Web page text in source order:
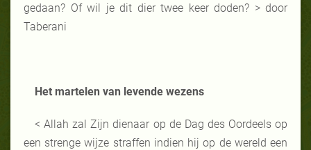
gedaan? Of wil je dit dier twee keer doden? > door
Taberani
Het martelen van levende wezens
< Allah zal Zijn dienaar op de Dag des Oordeels op
een strenge wijze straffen indien hij op de wereld een